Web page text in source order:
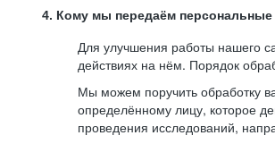
4. Кому мы передаём
Для улучшения работы нашего
действиях на нём. Порядок
Мы можем поручить обработку
определённому лицу, которое
проведения исследований,